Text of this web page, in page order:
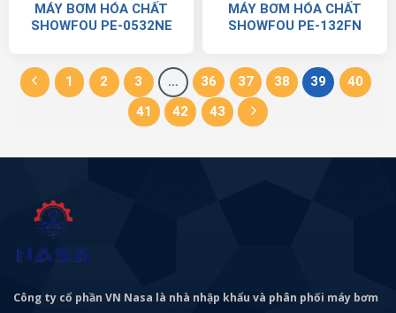
MÁY BƠM HÓA CHẤT
SHOWFOU PE-0532NE
MÁY BƠM HÓA CHẤT
SHOWFOU PE-132FN
1 2 3 … 36 37 38 39
40
41
42 43
Công ty cổ phần VN Nasa là nhà nhập khẩu và phân phối máy bơm